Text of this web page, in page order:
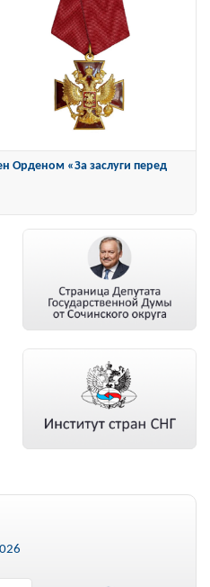
Орденом «За заслуги перед